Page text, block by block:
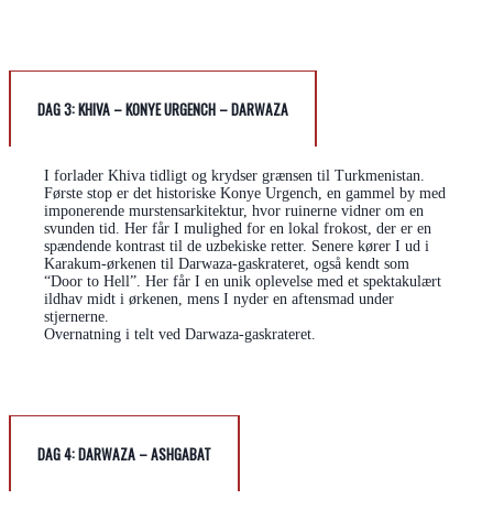
DAG 3: KHIVA – KONYE URGENCH – DARWAZA
I forlader Khiva tidligt og krydser grænsen til Turkmenistan.
Første stop er det historiske Konye Urgench, en gammel by med
imponerende murstensarkitektur, hvor ruinerne vidner om en
svunden tid. Her får I mulighed for en lokal frokost, der er en
spændende kontrast til de uzbekiske retter. Senere kører I ud i
Karakum-ørkenen til Darwaza-gaskrateret, også kendt som
“Door to Hell”. Her får I en unik oplevelse med et spektakulært
ildhav midt i ørkenen, mens I nyder en aftensmad under
stjernerne.
Overnatning i telt ved Darwaza-gaskrateret.
DAG 4: DARWAZA – ASHGABAT